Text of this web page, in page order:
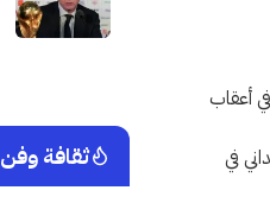
أعقاب
في
ثقافة وفن